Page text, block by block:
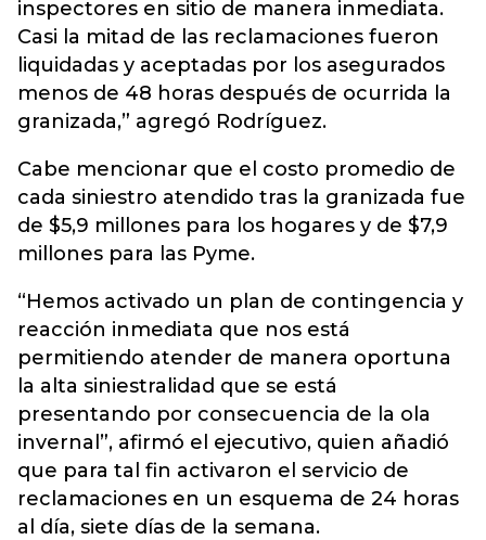
inspectores en sitio de manera inmediata.
Casi la mitad de las reclamaciones fueron
liquidadas y aceptadas por los asegurados
menos de 48 horas después de ocurrida la
granizada,” agregó Rodríguez.
Cabe mencionar que el costo promedio de
cada siniestro atendido tras la granizada fue
de $5,9 millones para los hogares y de $7,9
millones para las Pyme.
“Hemos activado un plan de contingencia y
reacción inmediata que nos está
permitiendo atender de manera oportuna
la alta siniestralidad que se está
presentando por consecuencia de la ola
invernal”, afirmó el ejecutivo, quien añadió
que para tal fin activaron el servicio de
reclamaciones en un esquema de 24 horas
al día, siete días de la semana.